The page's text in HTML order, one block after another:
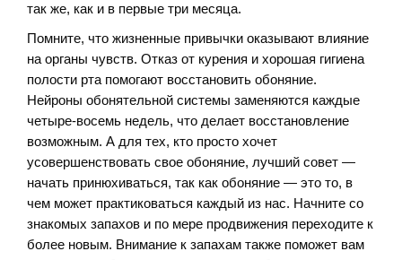
так же, как и в первые три месяца.
Помните, что жизненные привычки оказывают влияние
на органы чувств. Отказ от курения и хорошая гигиена
полости рта помогают восстановить обоняние.
Нейроны обонятельной системы заменяются каждые
четыре-восемь недель, что делает восстановление
возможным. А для тех, кто просто хочет
усовершенствовать свое обоняние, лучший совет —
начать принюхиваться, так как обоняние — это то, в
чем может практиковаться каждый из нас. Начните со
знакомых запахов и по мере продвижения переходите к
более новым. Внимание к запахам также поможет вам